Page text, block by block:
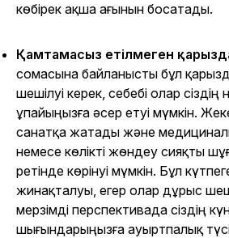
көбірек ақша ағынын босатады.
Қамтамасыз етілмеген
сомасына байланысты бұл
шешілуі керек, себебі олар сіздің
ұпайыңызға әсер етуі мүмкін.
санатқа жатады және
немесе көлікті жөндеу сияқты
ретінде көрінуі мүмкін. Бұл
жинақталуы, егер олар дұрыс
мерзімді перспективада сіздің
шығындарыңызға ауыртпалық